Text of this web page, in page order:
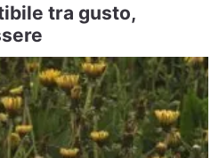
tra gusto,